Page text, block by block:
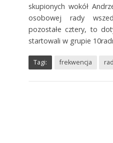
skupionych wokół
osobowej rady
pozostałe cztery, to
startowali w grupie
Tagi: frekwencja